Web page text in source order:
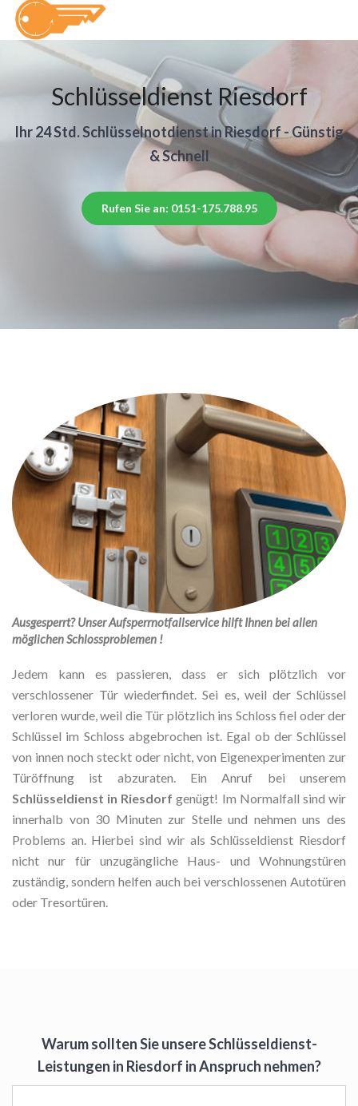
Schlüsseldienst Riesdorf
Ihr 24 Std. Schlüsselnotdienst in Riesdorf - Günstig
& Schnell
Rufen Sie an: 0151-175.788.95
Ausgesperrt? Unser Aufsperrnotfallservice hilft Ihnen bei allen
möglichen Schlossproblemen !
Jedem kann es passieren, dass er sich plötzlich vor
verschlossener Tür wiederfindet. Sei es, weil der Schlüssel
verloren wurde, weil die Tür plötzlich ins Schloss fiel oder der
Schlüssel im Schloss abgebrochen ist. Egal ob der Schlüssel
von innen noch steckt oder nicht, von Eigenexperimenten zur
Türöffnung ist abzuraten. Ein Anruf bei unserem
Schlüsseldienst in Riesdorf genügt! Im Normalfall sind wir
innerhalb von 30 Minuten zur Stelle und nehmen uns des
Problems an. Hierbei sind wir als Schlüsseldienst Riesdorf
nicht nur für unzugängliche Haus- und Wohnungstüren
zuständig, sondern helfen auch bei verschlossenen Autotüren
oder Tresortüren.
Warum sollten Sie unsere Schlüsseldienst-
Leistungen in Riesdorf in Anspruch nehmen?